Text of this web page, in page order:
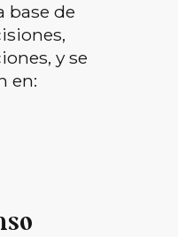
base de
y se
en: